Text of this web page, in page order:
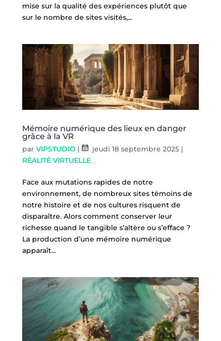
mise sur la qualité des expériences plutôt que
sur le nombre de sites visités,...
Mémoire numérique des lieux en danger
grâce à la VR
par VIPSTUDIO| jeudi 18 septembre 2025|
RÉALITÉ VIRTUELLE
Face aux mutations rapides de notre
environnement, de nombreux sites témoins de
notre histoire et de nos cultures risquent de
disparaître. Alors comment conserver leur
richesse quand le tangible s’altère ou s’efface ?
La production d’une mémoire numérique
apparaît...